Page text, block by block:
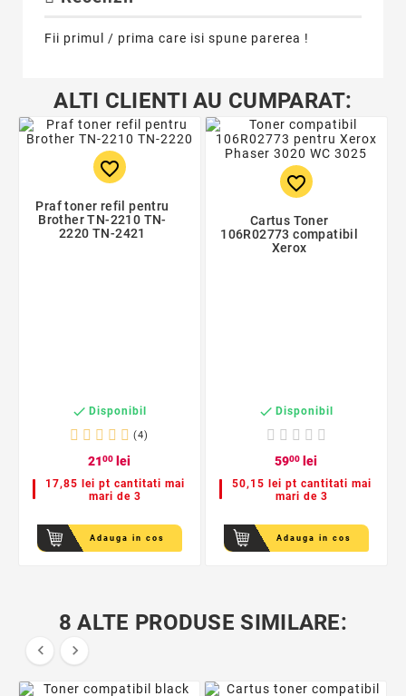
Fii primul / prima care isi spune parerea !
ALTI CLIENTI AU CUMPARAT:
favorite_border
Praf toner refil pentru
Brother TN-2210 TN-
2220 TN-2421
 Disponibil
(4)
2100 lei
17,85 lei pt cantitati mai
mari de 3
Adauga in cos
favorite_border
Cartus Toner
106R02773 compatibil
Xerox
 Disponibil
5900 lei
50,15 lei pt cantitati mai
mari de 3
Adauga in cos
8 ALTE PRODUSE SIMILARE:
 